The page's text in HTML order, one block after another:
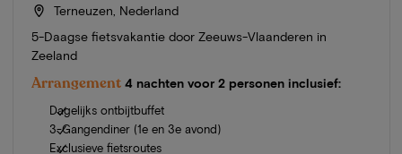
Terneuzen, Nederland
5-Daagse fietsvakantie door Zeeuws-Vlaanderen in
Zeeland
Arrangement 4 nachten voor 2 personen inclusief:
Dagelijks ontbijtbuffet
3-Gangendiner (1e en 3e avond)
Exclusieve fietsroutes